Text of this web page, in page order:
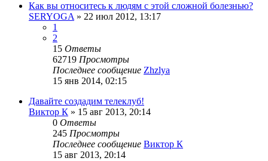
Как вы относитесь к людям с этой сложной болезнью?
SERYOGA » 22 июл 2012, 13:17
1
2
15 Ответы
62719 Просмотры
Последнее сообщение Zhzlya
15 янв 2014, 02:15
Давайте создадим телеклуб!
Виктор К » 15 авг 2013, 20:14
0 Ответы
245 Просмотры
Последнее сообщение Виктор К
15 авг 2013, 20:14